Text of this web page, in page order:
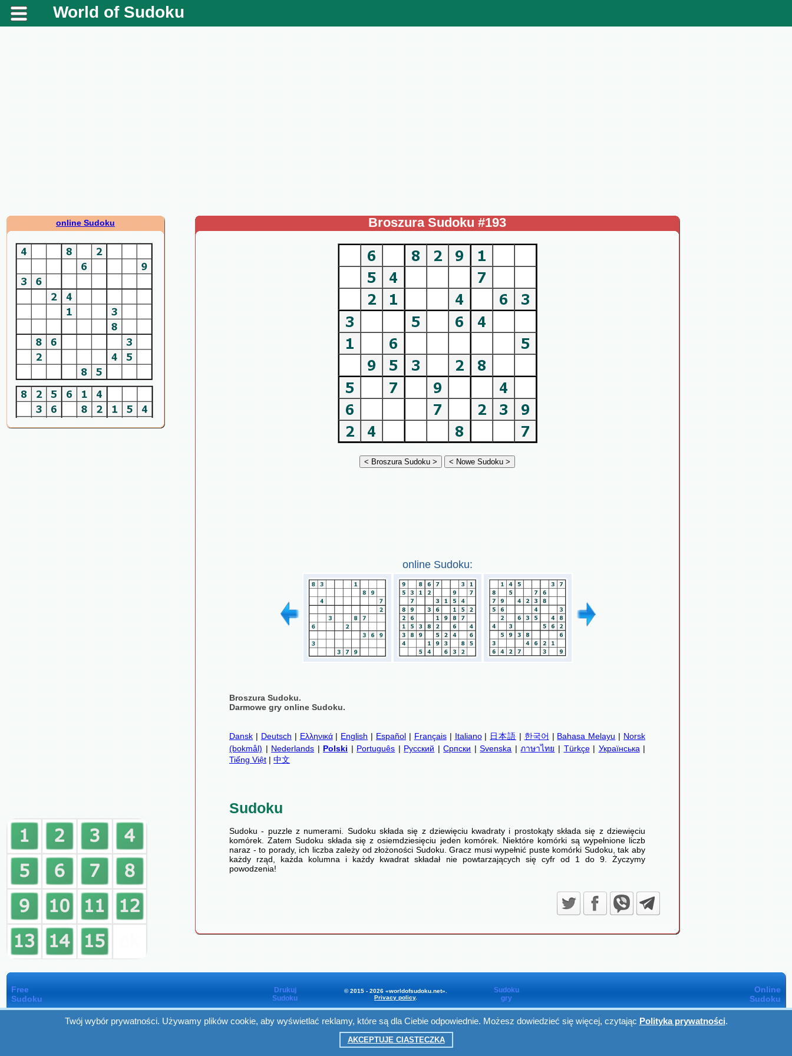
World of Sudoku
online Sudoku Broszura Sudoku #193
online Sudoku:
Broszura Sudoku.
Darmowe gry online Sudoku.
Dansk | Deutsch | Ελληνικά| English | Español | Français| Italiano| 日本語 | 한국어 | Bahasa Melayu | Norsk
(bokmål) | Nederlands | Polski | Português | Русский |Српски |Svenska |ภาษาไทย | Türkçe| Українська |
Tiếng Việt | 中文
Sudoku
Sudoku - puzzle z numerami. Sudoku składa się z dziewięciu kwadraty i prostokąty składa się z dziewięciu
komórek. Zatem Sudoku składa się z osiemdziesięciu jeden komórek. Niektóre komórki są wypełnione liczb
naraz - to porady, ich liczba zależy od złożoności Sudoku. Gracz musi wypełnić puste komórki Sudoku, tak aby
każdy rząd, każda kolumna i każdy kwadrat składał nie powtarzających się cyfr od 1 do 9. Życzymy
powodzenia!
Free
Sudoku
Drukuj
Sudoku
© 2015 - 2026 «worldofsudoku.net».
Privacy policy.
Sudoku
gry
Online
Sudoku
Twój wybór prywatności. Używamy plików cookie, aby wyświetlać reklamy, które są dla Ciebie odpowiednie. Możesz dowiedzieć się więcej, czytając Polityka prywatności.
AKCEPTUJE CIASTECZKA
Worldofsudoku
in Facebook